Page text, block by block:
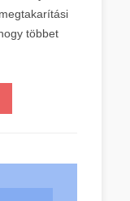
többet